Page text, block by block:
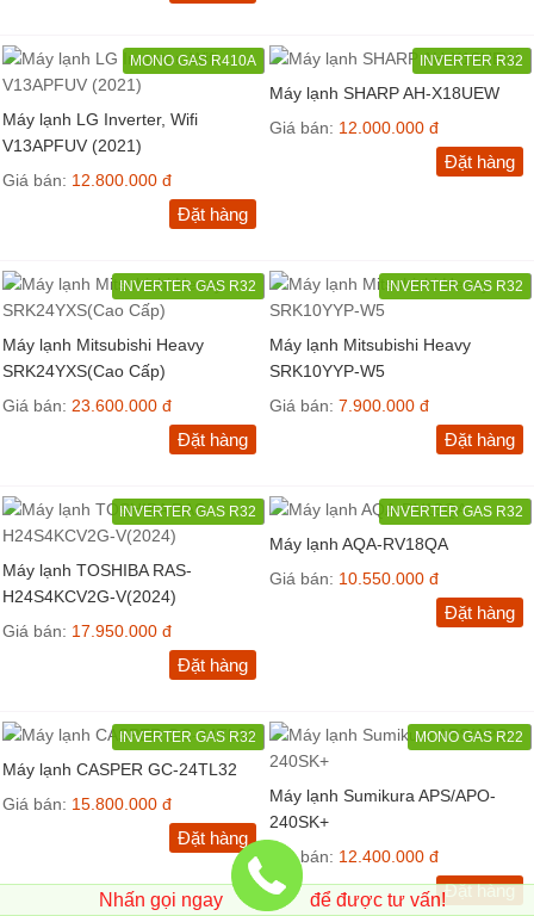
MONO GAS R410A
Máy lạnh LG Inverter, Wifi
V13APFUV (2021)
Giá bán: 12.800.000 đ
Đặt hàng
INVERTER R32
Máy lạnh SHARP AH-X18UEW
Giá bán: 12.000.000 đ
Đặt hàng
INVERTER GAS R32
Máy lạnh Mitsubishi Heavy
SRK24YXS(Cao Cấp)
Giá bán: 23.600.000 đ
Đặt hàng
INVERTER GAS R32
Máy lạnh Mitsubishi Heavy
SRK10YYP-W5
Giá bán: 7.900.000 đ
Đặt hàng
INVERTER GAS R32
Máy lạnh TOSHIBA RAS-
H24S4KCV2G-V(2024)
Giá bán: 17.950.000 đ
Đặt hàng
INVERTER GAS R32
Máy lạnh AQA-RV18QA
Giá bán: 10.550.000 đ
Đặt hàng
INVERTER GAS R32
Máy lạnh CASPER GC-24TL32
Giá bán: 15.800.000 đ
Đặt hàng
MONO GAS R22
Máy lạnh Sumikura APS/APO-
240SK+
Giá bán: 12.400.000 đ
Đặt hàng
Nhấn gọi ngay để được tư vấn!